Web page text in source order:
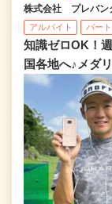
株式会社 プレバン
アルバイト パート
知識ゼロOK！
国各地へ♪メダ